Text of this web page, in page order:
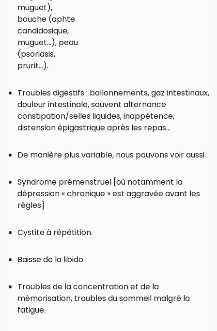
muguet),
bouche (aphte
candidosique,
muguet…), peau
(psoriasis,
prurit…).
Troubles digestifs : ballonnements, gaz intestinaux,
douleur intestinale, souvent alternance
constipation/selles liquides, inappétence,
distension épigastrique après les repas…
De manière plus variable, nous pouvons voir aussi :
Syndrome prémenstruel [où notamment la
dépression « chronique » est aggravée avant les
règles]
Cystite à répétition.
Baisse de la libido.
Troubles de la concentration et de la
mémorisation, troubles du sommeil malgré la
fatigue.